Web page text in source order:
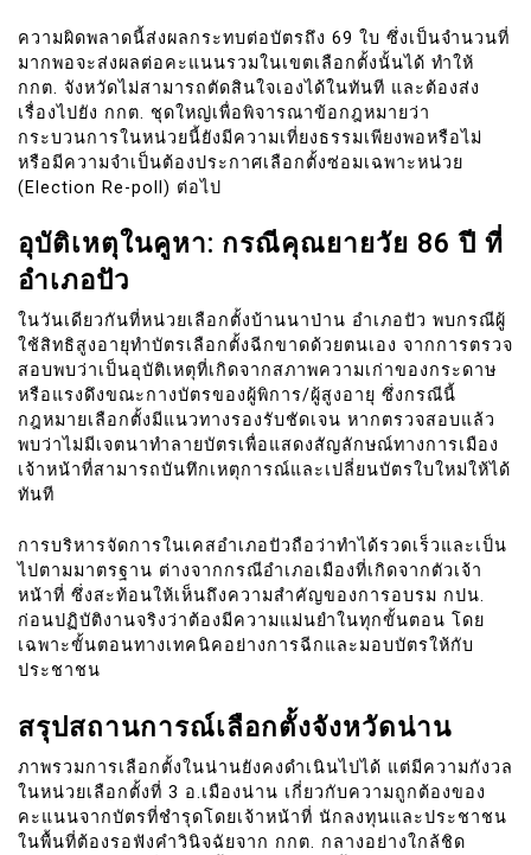
ความผิดพลาดนี้ส่งผลกระทบต่อบัตรถึง 69 ใบ ซึ่งเป็นจำนวนที่
มากพอจะส่งผลต่อคะแนนรวมในเขตเลือกตั้งนั้นได้ ทำให้
กกต. จังหวัดไม่สามารถตัดสินใจเองได้ในทันที และต้องส่ง
เรื่องไปยัง กกต. ชุดใหญ่เพื่อพิจารณาข้อกฎหมายว่า
กระบวนการในหน่วยนี้ยังมีความเที่ยงธรรมเพียงพอหรือไม่
หรือมีความจำเป็นต้องประกาศเลือกตั้งซ่อมเฉพาะหน่วย
(Election Re-poll) ต่อไป
อุบัติเหตุในคูหา: กรณีคุณยายวัย 86 ปี ที่
อำเภอปัว
ในวันเดียวกันที่หน่วยเลือกตั้งบ้านนาป่าน อำเภอปัว พบกรณีผู้
ใช้สิทธิสูงอายุทำบัตรเลือกตั้งฉีกขาดด้วยตนเอง จากการตรวจ
สอบพบว่าเป็นอุบัติเหตุที่เกิดจากสภาพความเก่าของกระดาษ
หรือแรงดึงขณะกางบัตรของผู้พิการ/ผู้สูงอายุ ซึ่งกรณีนี้
กฎหมายเลือกตั้งมีแนวทางรองรับชัดเจน หากตรวจสอบแล้ว
พบว่าไม่มีเจตนาทำลายบัตรเพื่อแสดงสัญลักษณ์ทางการเมือง
เจ้าหน้าที่สามารถบันทึกเหตุการณ์และเปลี่ยนบัตรใบใหม่ให้ได้
ทันที
การบริหารจัดการในเคสอำเภอปัวถือว่าทำได้รวดเร็วและเป็น
ไปตามมาตรฐาน ต่างจากกรณีอำเภอเมืองที่เกิดจากตัวเจ้า
หน้าที่ ซึ่งสะท้อนให้เห็นถึงความสำคัญของการอบรม กปน.
ก่อนปฏิบัติงานจริงว่าต้องมีความแม่นยำในทุกขั้นตอน โดย
เฉพาะขั้นตอนทางเทคนิคอย่างการฉีกและมอบบัตรให้กับ
ประชาชน
สรุปสถานการณ์เลือกตั้งจังหวัดน่าน
ภาพรวมการเลือกตั้งในน่านยังคงดำเนินไปได้ แต่มีความกังวล
ในหน่วยเลือกตั้งที่ 3 อ.เมืองน่าน เกี่ยวกับความถูกต้องของ
คะแนนจากบัตรที่ชำรุดโดยเจ้าหน้าที่ นักลงทุนและประชาชน
ในพื้นที่ต้องรอฟังคำวินิจฉัยจาก กกต. กลางอย่างใกล้ชิด